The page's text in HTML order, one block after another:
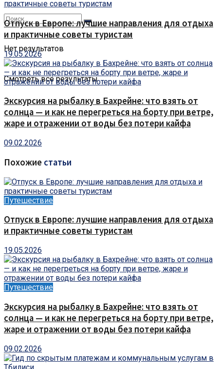
Нет результатов
Смотреть все результаты
Отпуск в Европе: лучшие направления для отдыха
и практичные советы туристам
19.05.2026
Экскурсия на рыбалку в Бахрейне: что взять от
солнца — и как не перегреться на борту при ветре,
жаре и отражении от воды без потери кайфа
09.02.2026
Похожие статьи
Путешествие
Отпуск в Европе: лучшие направления для отдыха
и практичные советы туристам
19.05.2026
Путешествие
Экскурсия на рыбалку в Бахрейне: что взять от
солнца — и как не перегреться на борту при ветре,
жаре и отражении от воды без потери кайфа
09.02.2026